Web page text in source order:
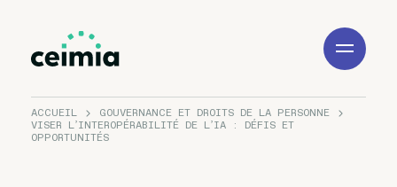
Toggle
Navigation
ACCUEIL
GOUVERNANCE ET DROITS DE LA PERSONNE
VISER L’INTEROPÉRABILITÉ DE L’IA : DÉFIS ET
OPPORTUNITÉS